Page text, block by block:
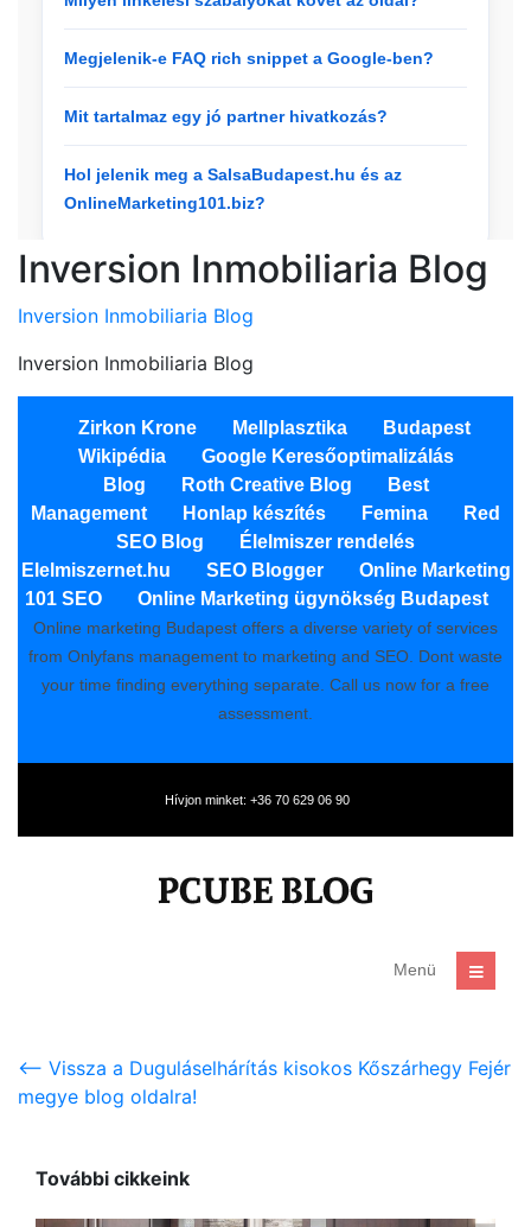
Inversion Inmobiliaria Blog
Inversion Inmobiliaria Blog
Inversion Inmobiliaria Blog
<-- Vissza a Duguláselhárítás kisokos Kőszárhegy Fejér
megye blog oldalra!
További cikkeink